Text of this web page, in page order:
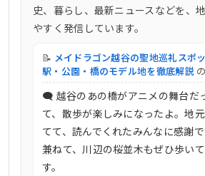
史、暮らし、最新ニュースなどを、
やすく発信しています。
📝 メイドラゴン越谷の聖地巡礼スポ
駅・公園・橋のモデル地を徹底解説
🗨 越谷のあの橋がアニメの舞台だ
て、散歩が楽しみになったよ。地
てて、読んでくれたみんなに感謝
兼ねて、川辺の桜並木もぜひ歩い
す。